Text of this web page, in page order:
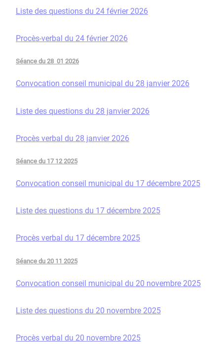
Liste des questions du 24 février 2026
Procès-verbal du 24 février 2026
Séance du 28 01 2026
Convocation conseil municipal du 28 janvier 2026
Liste des questions du 28 janvier 2026
Procès verbal du 28 janvier 2026
Séance du 17 12 2025
Convocation conseil municipal du 17 décembre 2025
Liste des questions du 17 décembre 2025
Procès verbal du 17 décembre 2025
Séance du 20 11 2025
Convocation conseil municipal du 20 novembre 2025
Liste des questions du 20 novembre 2025
Procès verbal du 20 novembre 2025